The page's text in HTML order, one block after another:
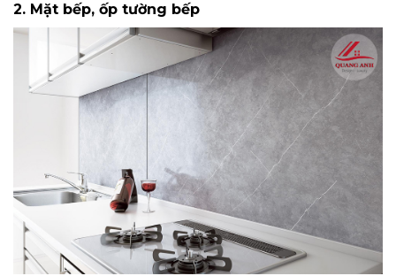
2. Mặt bếp, ốp tường bếp